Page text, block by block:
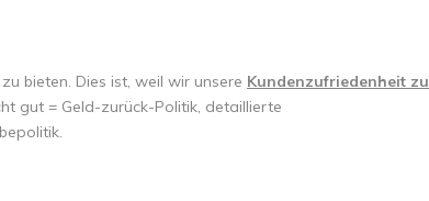
bieten. Dies ist, weil wir unsere Kundenzufriedenheit zu
gut = Geld-zurück-Politik, detaillierte